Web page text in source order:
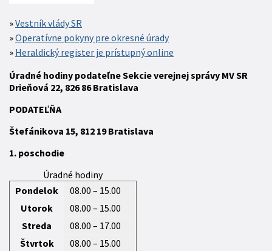
Vestník vlády SR
Operatívne pokyny pre okresné úrady
Heraldický register je prístupný online
Úradné hodiny podateľne Sekcie verejnej správy MV SR
Drieňová 22, 826 86 Bratislava
PODATEĽŇA
Štefánikova 15, 812 19Bratislava
1. poschodie
Úradné hodiny
Pondelok
08.00 – 15.00
Utorok
08.00 – 15.00
Streda
08.00 – 17.00
Štvrtok
08.00 – 15.00